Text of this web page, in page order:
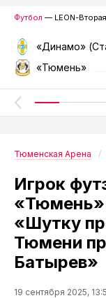
Футбол — LEON-
«Динамо»
«Тюмень»
Тюменская Арена
Игрок
«Тюмень»
«Шутку
Тюмени
Батырев»
19 сентября 2025,